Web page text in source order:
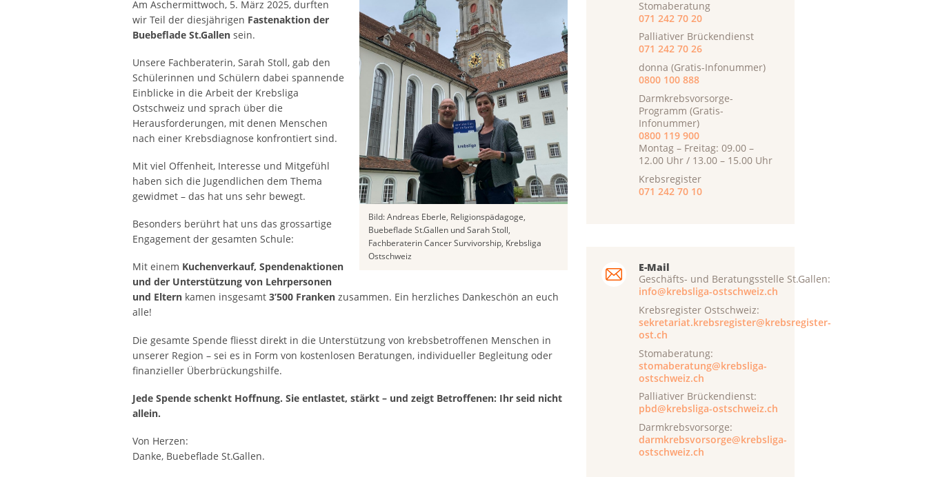
Bild: Andreas Eberle, Religionspädagoge,
Buebeflade St.Gallen und Sarah Stoll,
Fachberaterin Cancer Survivorship, Krebsliga
Ostschweiz
Am Aschermittwoch, 5. März 2025, durften
wir Teil der diesjährigen Fastenaktion der
Buebeflade St.Gallen sein.
Unsere Fachberaterin, Sarah Stoll, gab den
Schülerinnen und Schülern dabei spannende
Einblicke in die Arbeit der Krebsliga
Ostschweiz und sprach über die
Herausforderungen, mit denen Menschen
nach einer Krebsdiagnose konfrontiert sind.
Mit viel Offenheit, Interesse und Mitgefühl
haben sich die Jugendlichen dem Thema
gewidmet – das hat uns sehr bewegt.
Besonders berührt hat uns das grossartige
Engagement der gesamten Schule:
Mit einem Kuchenverkauf, Spendenaktionen
und der Unterstützung von Lehrpersonen
und Eltern kamen insgesamt 3’500 Franken zusammen. Ein herzliches Dankeschön an euch
alle!
Die gesamte Spende fliesst direkt in die Unterstützung von krebsbetroffenen Menschen in
unserer Region – sei es in Form von kostenlosen Beratungen, individueller Begleitung oder
finanzieller Überbrückungshilfe.
Jede Spende schenkt Hoffnung. Sie entlastet, stärkt – und zeigt Betroffenen: Ihr seid nicht
allein.
Von Herzen:
Danke, Buebeflade St.Gallen.
Stomaberatung
071 242 70 20
Palliativer Brückendienst
071 242 70 26
donna (Gratis-Infonummer)
0800 100 888
Darmkrebsvorsorge-
Programm (Gratis-
Infonummer)
0800 119 900
Montag – Freitag: 09.00 –
12.00 Uhr / 13.00 – 15.00 Uhr
Krebsregister
071 242 70 10
E-Mail
Geschäfts- und Beratungsstelle St.Gallen:
info@krebsliga-ostschweiz.ch
Krebsregister Ostschweiz:
sekretariat.krebsregister@krebsregister-
ost.ch
Stomaberatung:
stomaberatung@krebsliga-
ostschweiz.ch
Palliativer Brückendienst:
pbd@krebsliga-ostschweiz.ch
Darmkrebsvorsorge:
darmkrebsvorsorge@krebsliga-
ostschweiz.ch